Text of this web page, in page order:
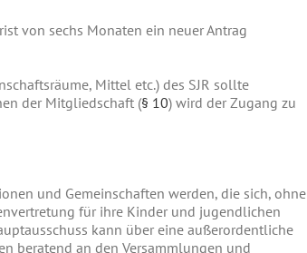
von sechs Monaten ein neuer Antrag
Mittel etc.) des SJR sollte
der Mitgliedschaft (§ 10) wird der Zugang zu
und Gemeinschaften werden, die sich, ohne
für ihre Kinder und jugendlichen
kann über eine außerordentliche
beratend an den Versammlungen und